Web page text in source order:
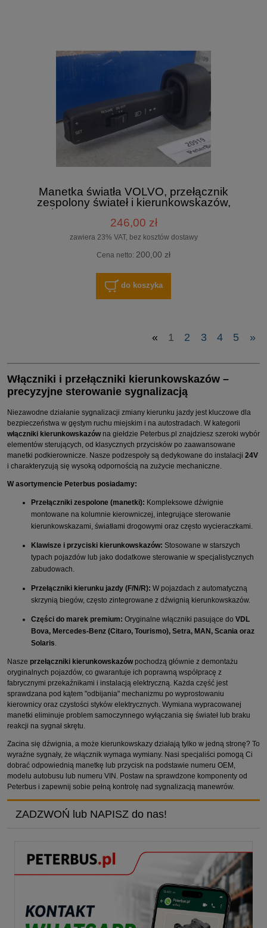
Manetka światła VOLVO, przełącznik
zespolony świateł i kierunkowskazów,
autobus VOLVO SWSP203102, S06 21 -
NOWA - nr 9225000008
246,00 zł
zawiera 23% VAT, bez kosztów dostawy
Cena netto: 200,00 zł
do koszyka
« 1 2 3 4 5 »
Włączniki i przełączniki kierunkowskazów –
precyzyjne sterowanie sygnalizacją
Niezawodne działanie sygnalizacji zmiany kierunku jazdy jest kluczowe dla
bezpieczeństwa w gęstym ruchu miejskim i na autostradach. W kategorii
włączniki kierunkowskazówna giełdzie Peterbus.pl znajdziesz szeroki wybór
elementów sterujących, od klasycznych przycisków po zaawansowane
manetki podkierownicze. Nasze podzespoły są dedykowane do instalacji 24V
i charakteryzują się wysoką odpornością na zużycie mechaniczne.
W asortymencie Peterbus posiadamy:
Przełączniki zespolone (manetki): Kompleksowe dźwignie
montowane na kolumnie kierowniczej, integrujące sterowanie
kierunkowskazami, światłami drogowymi oraz często wycieraczkami.
Klawisze i przyciski kierunkowskazów: Stosowane w starszych
typach pojazdów lub jako dodatkowe sterowanie w specjalistycznych
zabudowach.
Przełączniki kierunku jazdy (F/N/R): W pojazdach z automatyczną
skrzynią biegów, często zintegrowane z dźwignią kierunkowskazów.
Części do marek premium: Oryginalne włączniki pasujące do VDL
Bova, Mercedes-Benz (Citaro, Tourismo), Setra, MAN, Scania oraz
Solaris
Nasze przełączniki kierunkowskazówpochodzą głównie z demontażu
oryginalnych pojazdów, co gwarantuje ich poprawną współpracę z
fabrycznymi przekaźnikami i instalacją elektryczną. Każda część jest
sprawdzana pod kątem "odbijania" mechanizmu po wyprostowaniu
kierownicy oraz czystości styków elektrycznych. Wymiana wypracowanej
manetki eliminuje problem samoczynnego wyłączania się świateł lub braku
reakcji na sygnał skrętu.
Zacina się dźwignia, a może kierunkowskazy działają tylko w jedną stronę? To
wyraźne sygnały, że włącznik wymaga wymiany. Nasi specjaliści pomogą Ci
dobrać odpowiednią manetkę lub przycisk na podstawie numeru OEM,
modelu autobusu lub numeru VIN. Postaw na sprawdzone komponenty od
Peterbus i zapewnij sobie pełną kontrolę nad sygnalizacją manewrów.
ZADZWOŃ lub NAPISZ do nas!